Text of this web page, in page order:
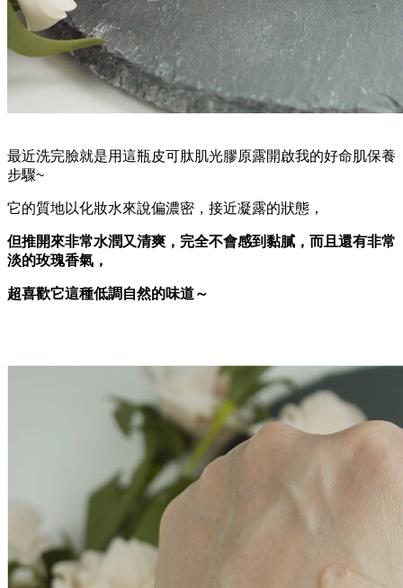
最近洗完臉就是用這瓶皮可肽肌光膠原露開啟我的好命肌保養
步驟~
它的質地以化妝水來說偏濃密，接近凝露的狀態，
但推開來非常水潤又清爽，完全不會感到黏膩，而且還有非常
淡的玫瑰香氣，
超喜歡它這種低調自然的味道～